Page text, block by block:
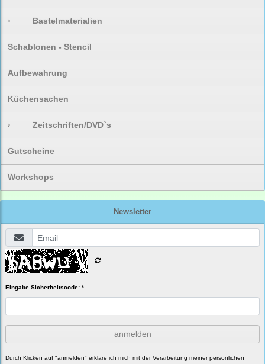
› Bastelmaterialien
Schablonen - Stencil
Aufbewahrung
Küchensachen
› Zeitschriften/DVD`s
Gutscheine
Workshops
Newsletter
Eingabe Sicherheitscode: *
anmelden
Durch Klicken auf "anmelden" erkläre ich mich mit der Verarbeitung meiner persönlichen